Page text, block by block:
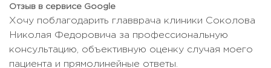
rating
Отзыв в сервисе Google
Хочу поблагодарить главврача клиники Соколова
Николая Федоровича за профессиональную
консультацию, объективную оценку случая моего
пациента и прямолинейные ответы.